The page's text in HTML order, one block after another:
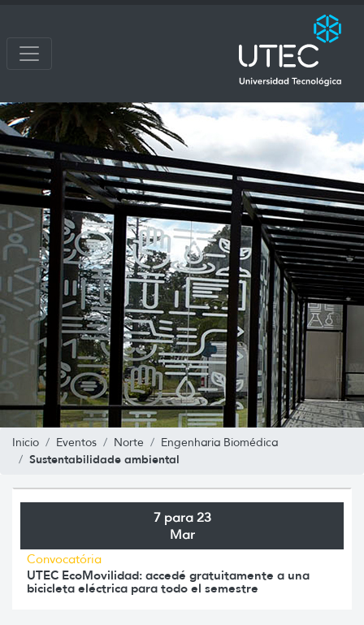
Inicio Eventos Norte Engenharia Biomédica
Sustentabilidade ambiental
7 para 23
Mar
Convocatória
UTEC EcoMovilidad: accedé gratuitamente a una
bicicleta eléctrica para todo el semestre